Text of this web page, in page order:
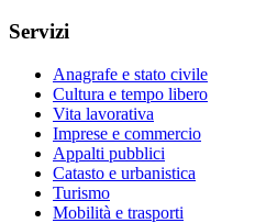
Servizi
Anagrafe e stato civile
Cultura e tempo libero
Vita lavorativa
Imprese e commercio
Appalti pubblici
Catasto e urbanistica
Turismo
Mobilità e trasporti